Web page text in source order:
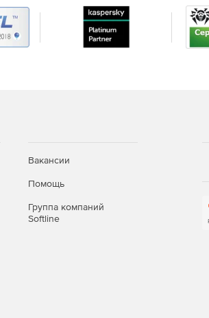
Вакансии
Помощь
Группа компаний
Softline